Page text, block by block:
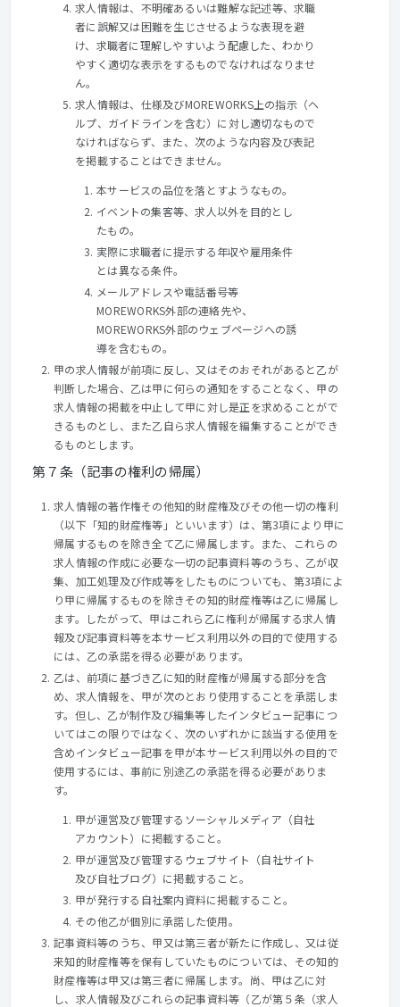
求人情報は、不明確あるいは難解な記述等、求職
者に誤解又は困難を生じさせるような表現を避
け、求職者に理解しやすいよう配慮した、わかり
やすく適切な表示をするものでなければなりませ
ん。
求人情報は、仕様及びMOREWORKS上の指示（ヘ
ルプ、ガイドラインを含む）に対し適切なもので
なければならず、また、次のような内容及び表記
を掲載することはできません。
本サービスの品位を落とすようなもの。
イベントの集客等、求人以外を目的とし
たもの。
実際に求職者に提示する年収や雇用条件
とは異なる条件。
メールアドレスや電話番号等
MOREWORKS外部の連絡先や、
MOREWORKS外部のウェブページへの誘
導を含むもの。
甲の求人情報が前項に反し、又はそのおそれがあると乙が
判断した場合、乙は甲に何らの通知をすることなく、甲の
求人情報の掲載を中止して甲に対し是正を求めることがで
きるものとし、また乙自ら求人情報を編集することができ
るものとします。
第７条（記事の権利の帰属）
求人情報の著作権その他知的財産権及びその他一切の権利
（以下「知的財産権等」といいます）は、第3項により甲に
帰属するものを除き全て乙に帰属します。また、これらの
求人情報の作成に必要な一切の記事資料等のうち、乙が収
集、加工処理及び作成等をしたものについても、第3項によ
り甲に帰属するものを除きその知的財産権等は乙に帰属し
ます。したがって、甲はこれら乙に権利が帰属する求人情
報及び記事資料等を本サービス利用以外の目的で使用する
には、乙の承諾を得る必要があります。
乙は、前項に基づき乙に知的財産権が帰属する部分を含
め、求人情報を、甲が次のとおり使用することを承諾しま
す。但し、乙が制作及び編集等したインタビュー記事につ
いてはこの限りではなく、次のいずれかに該当する使用を
含めインタビュー記事を甲が本サービス利用以外の目的で
使用するには、事前に別途乙の承諾を得る必要がありま
す。
甲が運営及び管理するソーシャルメディア（自社
アカウント）に掲載すること。
甲が運営及び管理するウェブサイト（自社サイト
及び自社ブログ）に掲載すること。
甲が発行する自社案内資料に掲載すること。
その他乙が個別に承諾した使用。
記事資料等のうち、甲又は第三者が新たに作成し、又は従
来知的財産権等を保有していたものについては、その知的
財産権等は甲又は第三者に帰属します。尚、甲は乙に対
し、求人情報及びこれらの記事資料等（乙が第５条（求人